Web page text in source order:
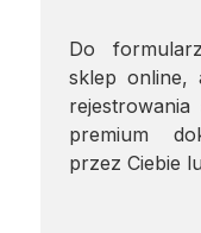
Do
sklep online,
premium
przez Ciebie